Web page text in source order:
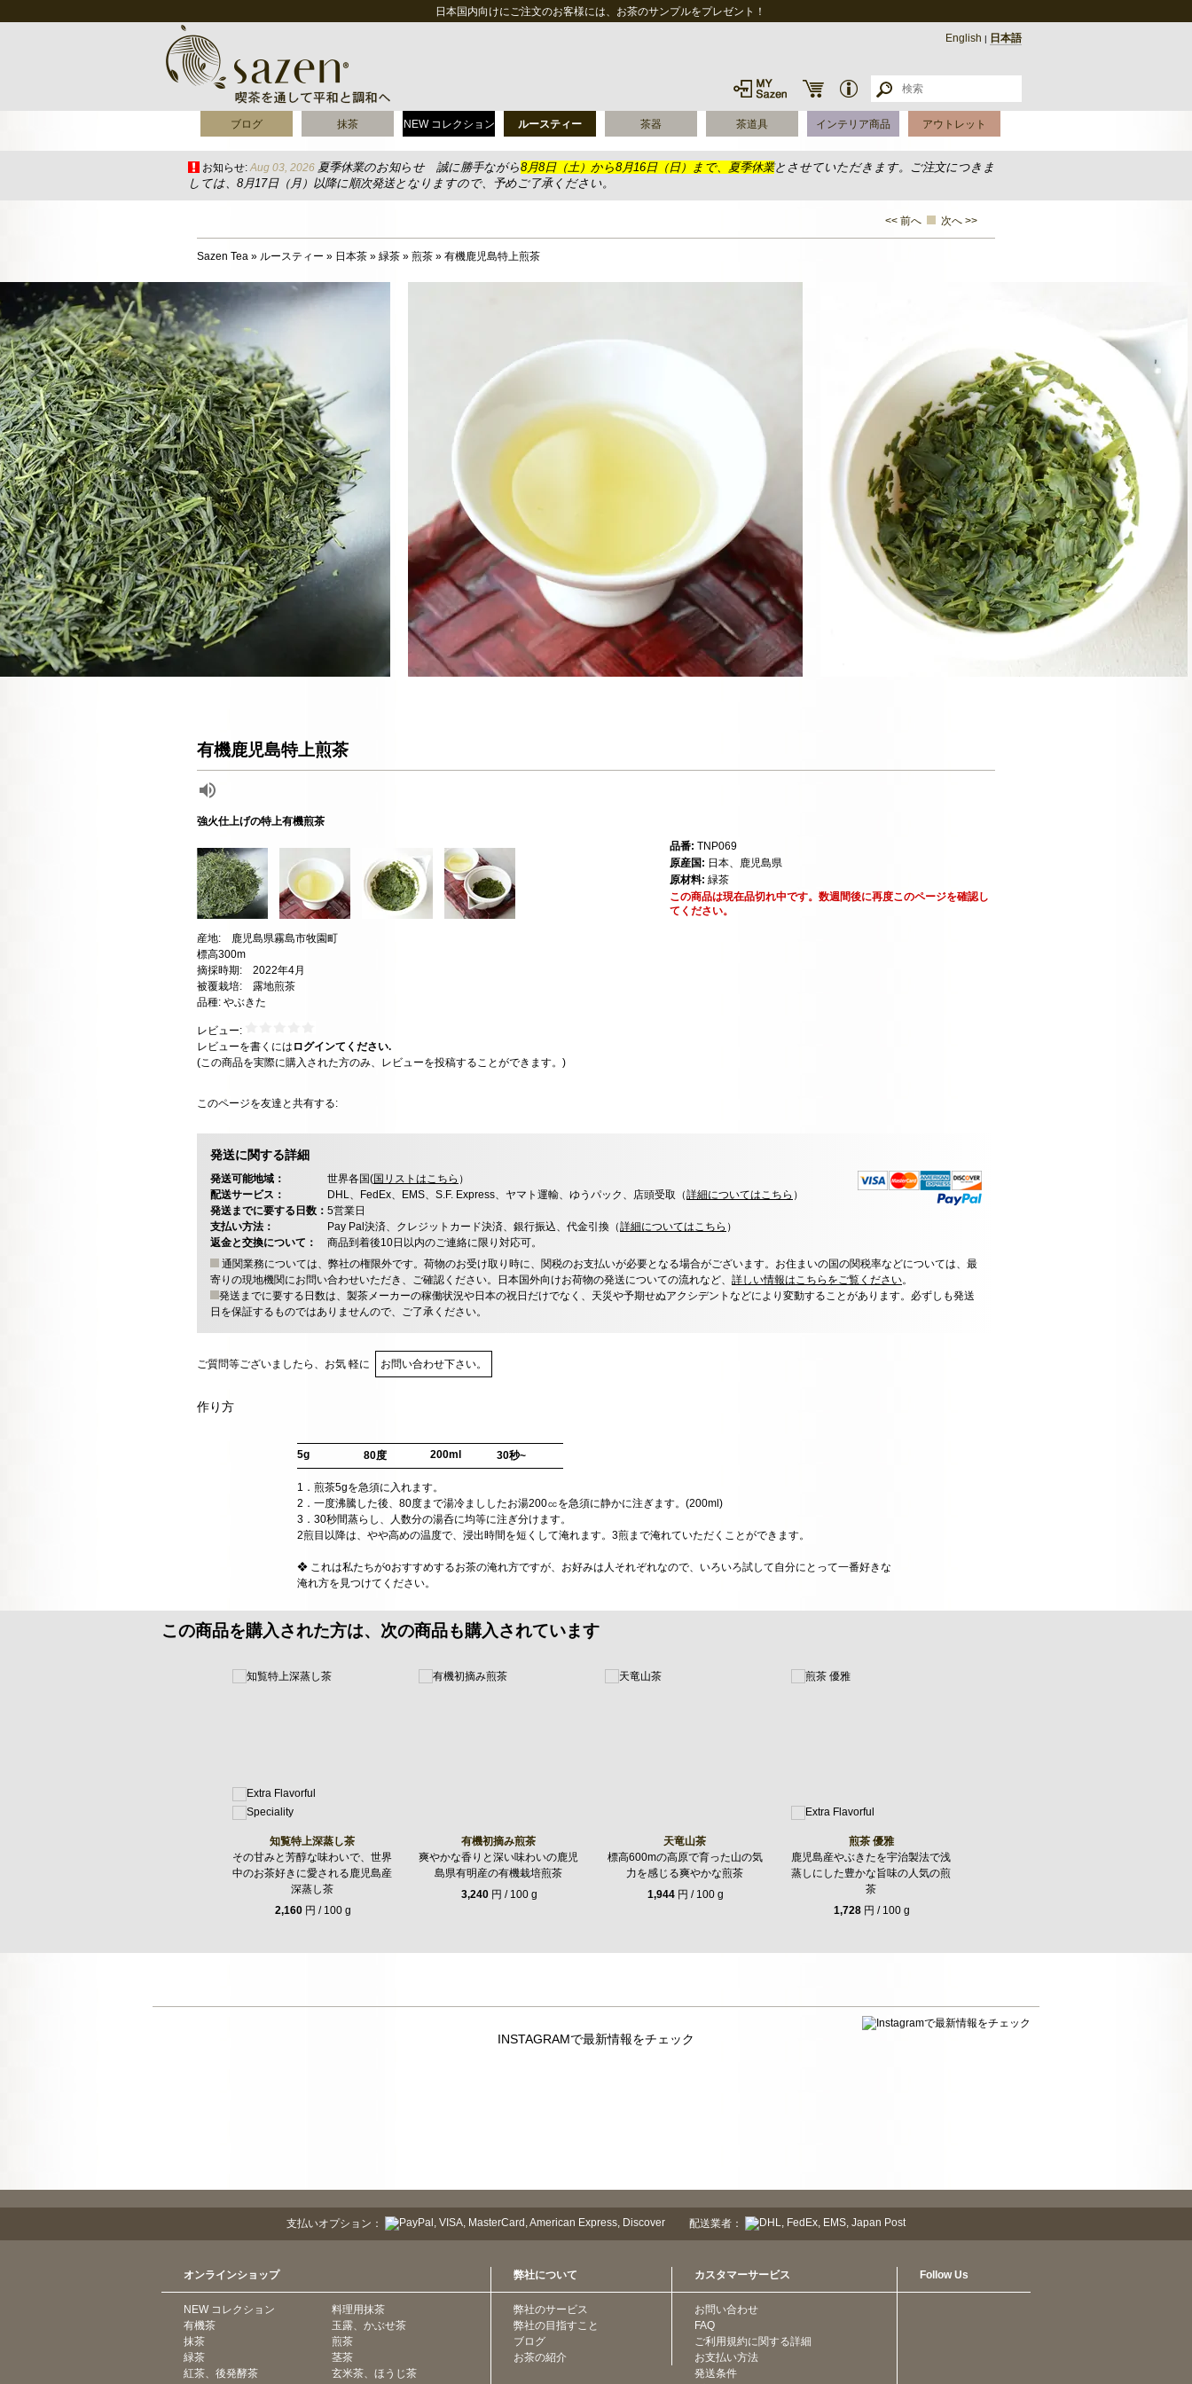
日本国内向けにご注文のお客様には、お茶のサンプルをプレゼント！
English | 日本語
ブログ 抹茶 NEW コレクション ルースティー 茶器 茶道具 インテリア商品 アウトレット
お知らせ: Aug 03, 2026 夏季休業のお知らせ 誠に勝手ながら8月8日（土）から8月16日（日）まで、夏季休業とさせていただきます。ご注文につきま
しては、8月17日（月）以降に順次発送となりますので、予めご了承ください。
<< 前へ 次へ >>
Sazen Tea » ルースティー » 日本茶 » 緑茶 » 煎茶 » 有機鹿児島特上煎茶
有機鹿児島特上煎茶
強火仕上げの特上有機煎茶
産地: 鹿児島県霧島市牧園町
標高300m
摘採時期: 2022年4月
被覆栽培: 露地煎茶
品種: やぶきた
レビュー:
レビューを書くには ログインてください.
(この商品を実際に購入された方のみ、レビューを投稿することができます。)
このページを友達と共有する:
品番: TNP069
原産国: 日本、鹿児島県
原材料: 緑茶
この商品は現在品切れ中です。数週間後に再度このページを確認し
てください。
発送に関する詳細
発送可能地域： 世界各国(国リストはこちら ）
配送サービス：
DHL、FedEx、EMS、S.F. Express、ヤマト運輸、ゆうパック、店頭受取（詳細についてはこちら ）
発送までに要する日数： 5営業日
支払い方法：
Pay Pal決済、クレジットカード決済、銀行振込、代金引換（詳細についてはこちら ）
返金と交換について：
商品到着後10日以内のご連絡に限り対応可。
通関業務については、弊社の権限外です。荷物のお受け取り時に、関税のお支払いが必要となる場合がございます。お住まいの国の関税率などについては、最
寄りの現地機関にお問い合わせいただき、ご確認ください。日本国外向けお荷物の発送についての流れなど、 詳しい情報はこちらをご覧ください。
発送までに要する日数は、製茶メーカーの稼働状況や日本の祝日だけでなく、天災や予期せぬアクシデントなどにより変動することがあります。必ずしも発送
日を保証するものではありませんので、ご了承ください。
ご質問等ございましたら、お気 軽に お問い合わせ下さい。
作り方
5g 80度 200ml 30秒~
1．煎茶5gを急須に入れます。
2．一度沸騰した後、80度まで湯冷まししたお湯200㏄を急須に静かに注ぎます。(200ml)
3．30秒間蒸らし、人数分の湯呑に均等に注ぎ分けます。
2煎目以降は、やや高めの温度で、浸出時間を短くして淹れます。3煎まで淹れていただくことができます。
❖ これは私たちがoおすすめするお茶の淹れ方ですが、お好みは人それぞれなので、いろいろ試して自分にとって一番好きな
淹れ方を見つけてください。
この商品を購入された方は、次の商品も購入されています
知覧特上深蒸し茶
その甘みと芳醇な味わいで、世界
中のお茶好きに愛される鹿児島産
深蒸し茶
2,160 円 / 100 g
有機初摘み煎茶
爽やかな香りと深い味わいの鹿児
島県有明産の有機栽培煎茶
3,240 円 / 100 g
天竜山茶
標高600mの高原で育った山の気
力を感じる爽やかな煎茶
1,944 円 / 100 g
煎茶 優雅
鹿児島産やぶきたを宇治製法で浅
蒸しにした豊かな旨味の人気の煎
茶
1,728 円 / 100 g
INSTAGRAMで最新情報をチェック
支払いオプション： 配送業者：
オンラインショップ
NEW コレクション
有機茶
抹茶
緑茶
紅茶、後発酵茶
料理用抹茶
玉露、かぶせ茶
煎茶
茎茶
玄米茶、ほうじ茶
弊社について
弊社のサービス
弊社の目指すこと
ブログ
お茶の紹介
カスタマーサービス
お問い合わせ
FAQ
ご利用規約に関する詳細
お支払い方法
発送条件
Follow Us